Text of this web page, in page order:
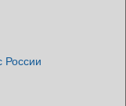
России